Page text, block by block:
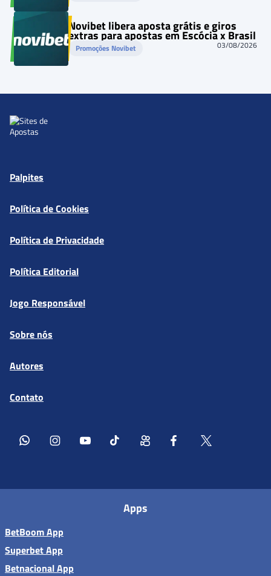
Novibet libera aposta grátis e giros
extras para apostas em Escócia x Brasil
Promoções Novibet 03/08/2026
Palpites
Política de Cookies
Política de Privacidade
Política Editorial
Jogo Responsável
Sobre nós
Autores
Contato
Apps
BetBoom App
Superbet App
Betnacional App